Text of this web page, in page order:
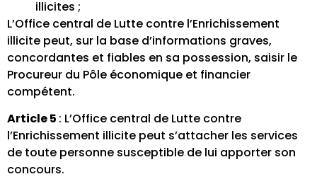
illicites ;
L’Office central de Lutte contre l’Enrichissement
illicite peut, sur la base d’informations graves,
concordantes et fiables en sa possession, saisir le
Procureur du Pôle économique et financier
compétent.
Article 5 : L’Office central de Lutte contre
l’Enrichissement illicite peut s’attacher les services
de toute personne susceptible de lui apporter son
concours.